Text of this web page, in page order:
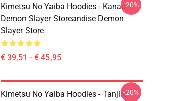
Kimetsu No Yaiba Hoodies - Kanao
Demon Slayer Storeandise Demon
Slayer Store
€ 39,51 - € 45,95
-20%
Kimetsu No Yaiba Hoodies - Tanjiro-20%